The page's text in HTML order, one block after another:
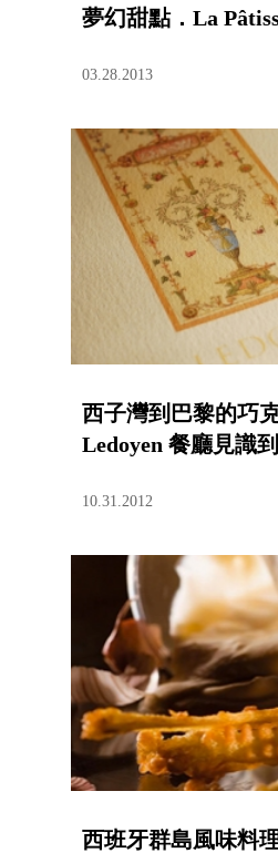
夢幻甜點．La
03.28.2013
西子灣到巴黎的巧
Ledoyen 餐廳見識
10.31.2012
西班牙群島風味料